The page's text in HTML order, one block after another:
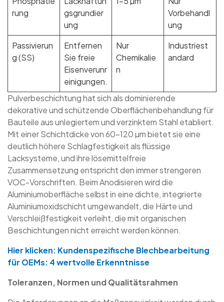
rung
gsgrundier
ung
Vorbehandl
ung
Passivierun
g (SS)
Entfernen
Sie freie
Eisenverunr
einigungen.
Nur
Chemikalie
n
Industriest
andard
Pulverbeschichtung hat sich als dominierende
dekorative und schützende Oberflächenbehandlung für
Bauteile aus unlegiertem und verzinktem Stahl etabliert.
Mit einer Schichtdicke von 60–120 µm bietet sie eine
deutlich höhere Schlagfestigkeit als flüssige
Lacksysteme, und ihre lösemittelfreie
Zusammensetzung entspricht den immer strengeren
VOC-Vorschriften. Beim Anodisieren wird die
Aluminiumoberfläche selbst in eine dichte, integrierte
Aluminiumoxidschicht umgewandelt, die Härte und
Verschleißfestigkeit verleiht, die mit organischen
Beschichtungen nicht erreicht werden können.
Hier klicken: Kundenspezifische Blechbearbeitung
für OEMs: 4 wertvolle Erkenntnisse
Toleranzen, Normen und Qualitätsrahmen